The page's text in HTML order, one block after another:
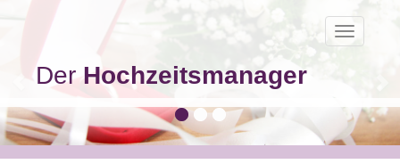
Toggle
DerHochzeitsmanager